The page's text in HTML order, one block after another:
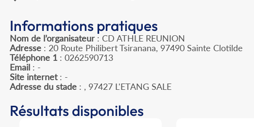
Informations pratiques
Nom de l’organisateur : CD ATHLE REUNION
Adresse : 20 Route Philibert Tsiranana, 97490 Sainte Clotilde
Téléphone 1 : 0262590713
Email : -
Site internet: -
Adresse du stade : , 97427 L'ETANG SALE
Résultats disponibles